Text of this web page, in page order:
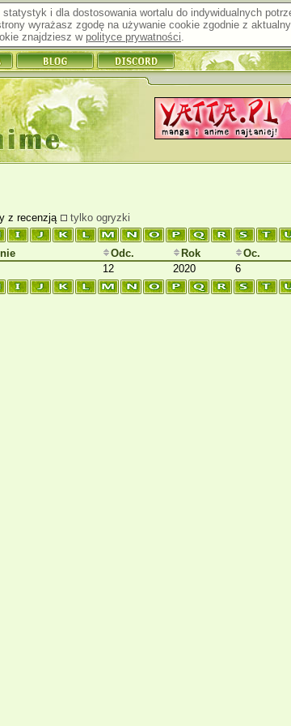
i dla dostosowania wortalu do indywidualnych
wyrażasz zgodę na używanie cookie zgodnie z
znajdziesz w polityce prywatności.
z recenzją tylko ogryzki
Odc. Rok Oc.
12 2020 6